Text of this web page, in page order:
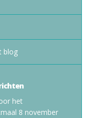
blog
het
8 november